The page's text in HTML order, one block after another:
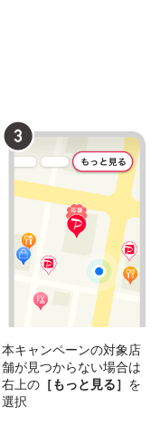
本キャンペーンの対象店
舗が見つからない場合は
右上の ［もっと見る］ を
選択